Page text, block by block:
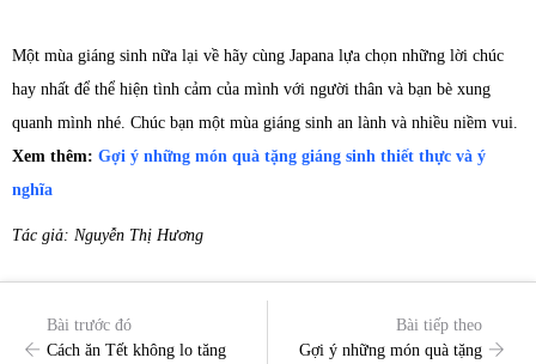
Một mùa giáng sinh nữa lại về hãy cùng Japana lựa chọn những lời chúc
hay nhất để thể hiện tình cảm của mình với người thân và bạn bè xung
quanh mình nhé. Chúc bạn một mùa giáng sinh an lành và nhiều niềm vui.
Xem thêm: Gợi ý những món quà tặng giáng sinh thiết thực và ý
nghĩa
Tác giả: Nguyễn Thị Hương
Bài trước đó
Cách ăn Tết không lo tăng
Bài tiếp theo
Gợi ý những món quà tặng